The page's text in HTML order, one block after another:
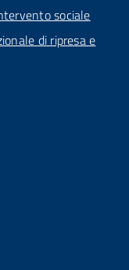
sociale
di ripresa e